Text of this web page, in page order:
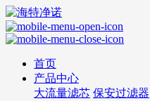
首页
产品中心
大流量滤芯 保安过滤器